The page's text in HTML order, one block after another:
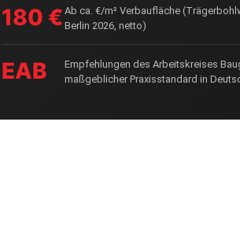
180 € Ab ca. €/m² Verbaufläche
Berlin 2026, netto)
EAB
Empfehlungen des Arbeitskreises
maßgeblicher Praxisstandard in